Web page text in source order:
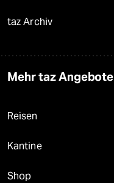
taz Archiv
Mehr taz Angebote
Reisen
Kantine
Shop